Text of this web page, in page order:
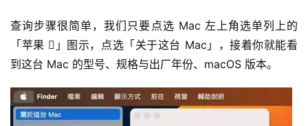
查询步骤很简单，我们只要点选 Mac 左上角选单列上的
「苹果 」图示，点选「关于这台 Mac」，接着你就能看
到这台 Mac 的型号、规格与出厂年份、macOS 版本。